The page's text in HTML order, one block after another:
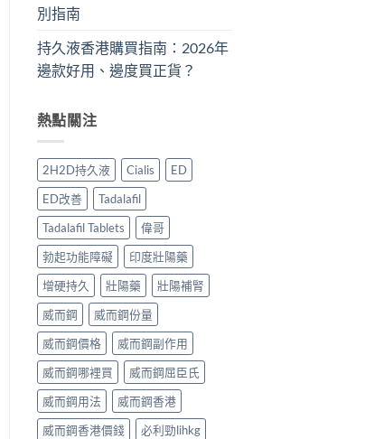
別指南
持久液香港購買指南：2026年
邊款好用、邊度買正貨？
熱點關注
2H2D持久液 Cialis
ED
ED改善
Tadalafil
Tadalafil Tablets
偉哥
勃起功能障礙
印度壯陽藥
增硬持久
壯陽藥
壯陽補腎
威而鋼
威而鋼份量
威而鋼價格
威而鋼副作用
威而鋼哪裡買
威而鋼屈臣氏
威而鋼用法
威而鋼香港
威而鋼香港價錢
必利勁lihkg